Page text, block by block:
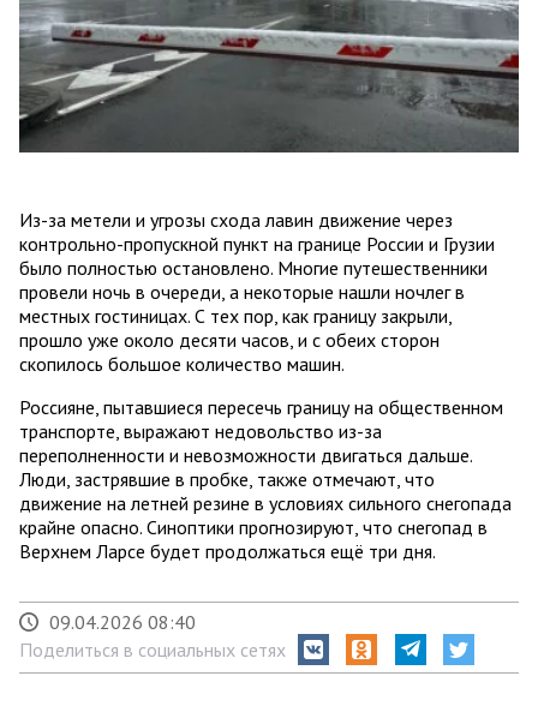
Из-за метели и угрозы схода лавин движение через
контрольно-пропускной пункт на границе России и Грузии
было полностью остановлено. Многие путешественники
провели ночь в очереди, а некоторые нашли ночлег в
местных гостиницах. С тех пор, как границу закрыли,
прошло уже около десяти часов, и с обеих сторон
скопилось большое количество машин.
Россияне, пытавшиеся пересечь границу на общественном
транспорте, выражают недовольство из-за
переполненности и невозможности двигаться дальше.
Люди, застрявшие в пробке, также отмечают, что
движение на летней резине в условиях сильного снегопада
крайне опасно. Синоптики прогнозируют, что снегопад в
Верхнем Ларсе будет продолжаться ещё три дня.
09.04.2026 08:40
Поделиться в социальных сетях